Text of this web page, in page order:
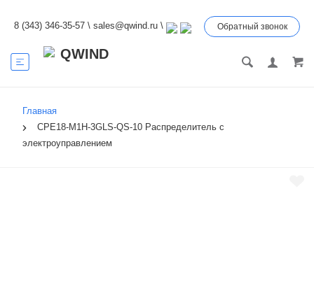
8 (343) 346-35-57 \ sales@qwind.ru \ Обратный звонок
Главная
CPE18-M1H-3GLS-QS-10 Распределитель с
электроуправлением